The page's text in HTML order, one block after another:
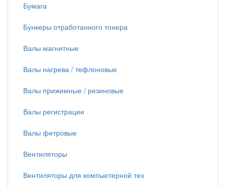
Бумага
Бункеры отработанного тонера
Валы магнитные
Валы нагрева / тефлоновые
Валы прижимные / резиновые
Валы регистрации
Валы фетровые
Вентиляторы
Вентиляторы для компьютерной тех